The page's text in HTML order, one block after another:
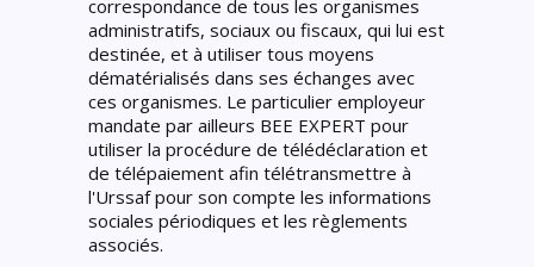
correspondance de tous les organismes
administratifs, sociaux ou fiscaux, qui lui est
destinée, et à utiliser tous moyens
dématérialisés dans ses échanges avec
ces organismes. Le particulier employeur
mandate par ailleurs BEE EXPERT pour
utiliser la procédure de télédéclaration et
de télépaiement afin télétransmettre à
l'Urssaf pour son compte les informations
sociales périodiques et les règlements
associés.